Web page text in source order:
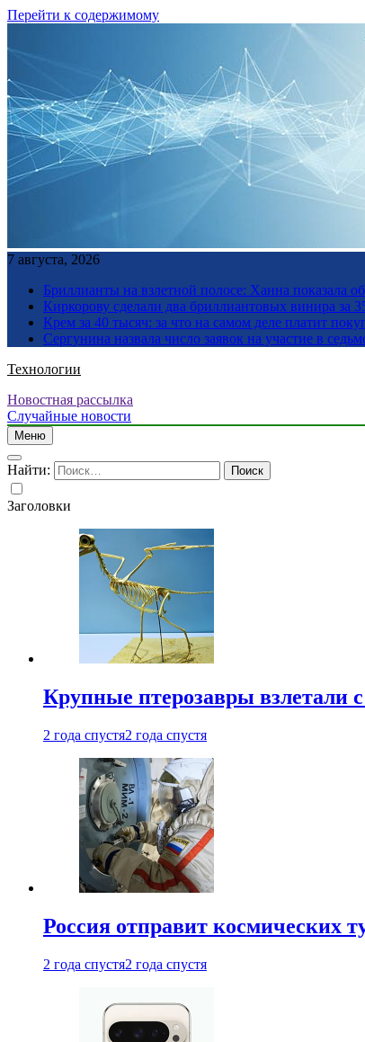
Перейти к содержимому
7 августа, 2026
Бриллианты на взлетной полосе: Ханна показала
Киркорову сделали два бриллиантовых винира за
Крем за 40 тысяч: за что на самом деле платит
Сергунина назвала число заявок на участие в
Технологии
Новостная рассылка
Случайные новости
Меню
Найти:
Заголовки
Крупные птерозавры взлетали
2 года спустя2 года спустя
Россия отправит космических
2 года спустя2 года спустя